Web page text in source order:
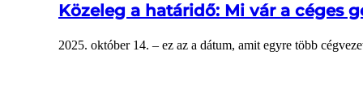
Közeleg a határidő: Mi vár a céges
2025. október 14. – ez az a dátum, amit egyre több